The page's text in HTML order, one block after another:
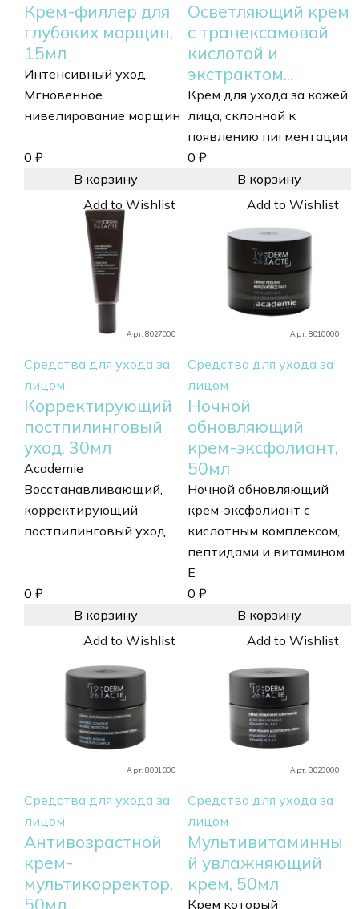
Крем-филлер для
глубоких морщин,
15мл
Интенсивный уход.
Мгновенное
нивелирование морщин
0 ₽
В корзину
Осветляющий крем
с транексамовой
кислотой и
экстрактом...
Крем для ухода за кожей
лица, склонной к
появлению пигментации
0 ₽
В корзину
Арт. 8027000
Add to Wishlist
Средства для ухода за
лицом
Корректирующий
постпилинговый
уход, 30мл
Academie
Восстанавливающий,
корректирующий
постпилинговый уход
0 ₽
В корзину
Арт. 8010000
Add to Wishlist
Средства для ухода за
лицом
Ночной
обновляющий
крем-эксфолиант,
50мл
Ночной обновляющий
крем-эксфолиант с
кислотным комплексом,
пептидами и витамином
E
0 ₽
В корзину
Арт. 8031000
Add to Wishlist
Средства для ухода за
лицом
Антивозрастной
крем-
мультикорректор,
50мл
Арт. 8029000
Add to Wishlist
Средства для ухода за
лицом
Мультивитаминны
й увлажняющий
крем, 50мл
Крем который